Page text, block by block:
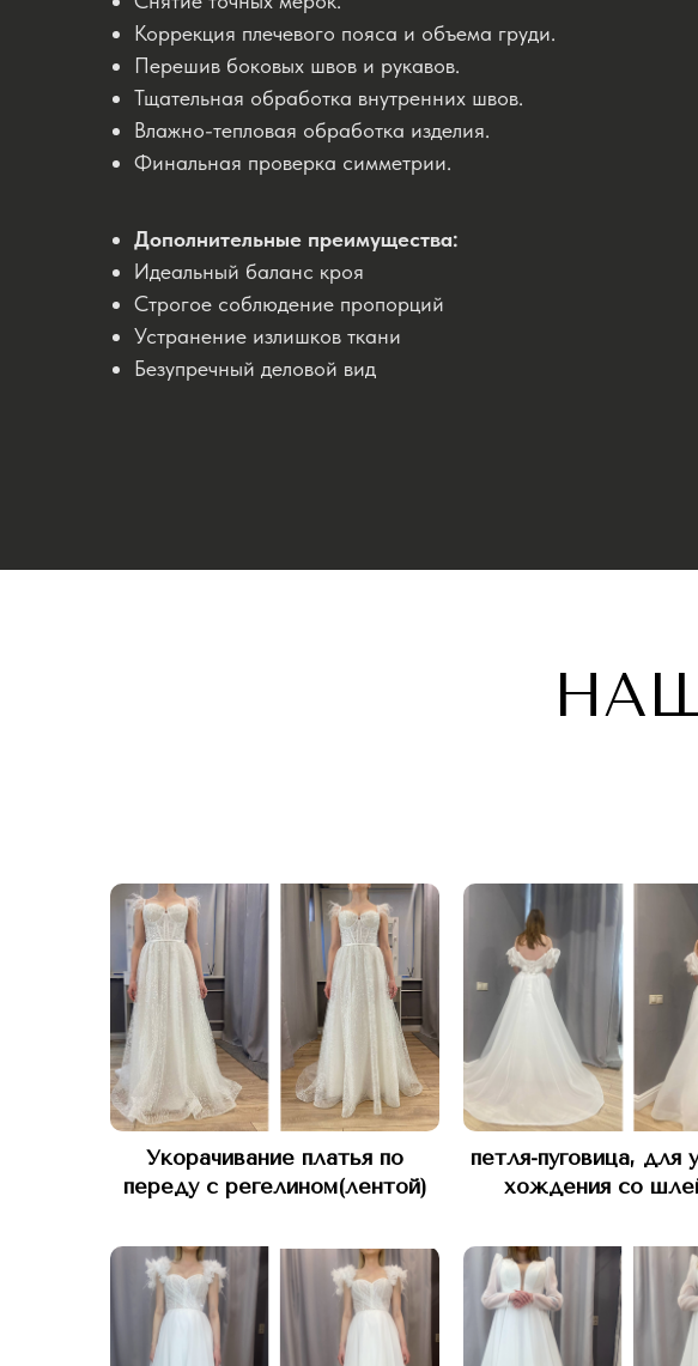
Коррекция плечевого пояса и объема груди.
Перешив боковых швов и рукавов.
Тщательная обработка внутренних швов.
Влажно-тепловая обработка изделия.
Финальная проверка симметрии.
Дополнительные преимущества:
Идеальный баланс кроя
Строгое соблюдение пропорций
Устранение излишков ткани
Безупречный деловой вид
Укорачивание платья по
переду с регелином(лентой)
петля-пуговица, для
хождения со